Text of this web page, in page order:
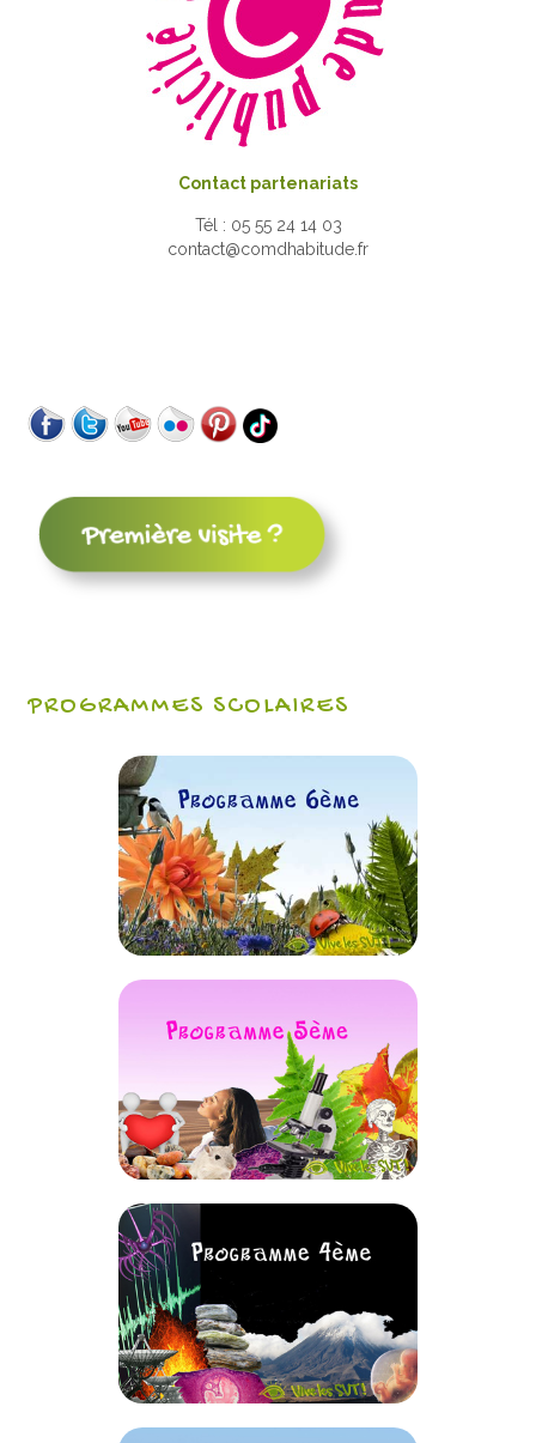
Contact partenariats
Tél : 05 55 24 14 03
contact@comdhabitude.fr
PROGRAMMES SCOLAIRES